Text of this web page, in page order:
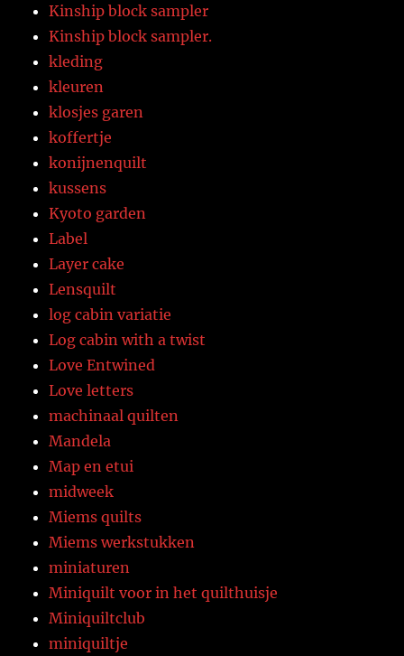
Kinship block sampler
Kinship block sampler.
kleding
kleuren
klosjes garen
koffertje
konijnenquilt
kussens
Kyoto garden
Label
Layer cake
Lensquilt
log cabin variatie
Log cabin with a twist
Love Entwined
Love letters
machinaal quilten
Mandela
Map en etui
midweek
Miems quilts
Miems werkstukken
miniaturen
Miniquilt voor in het quilthuisje
Miniquiltclub
miniquiltje